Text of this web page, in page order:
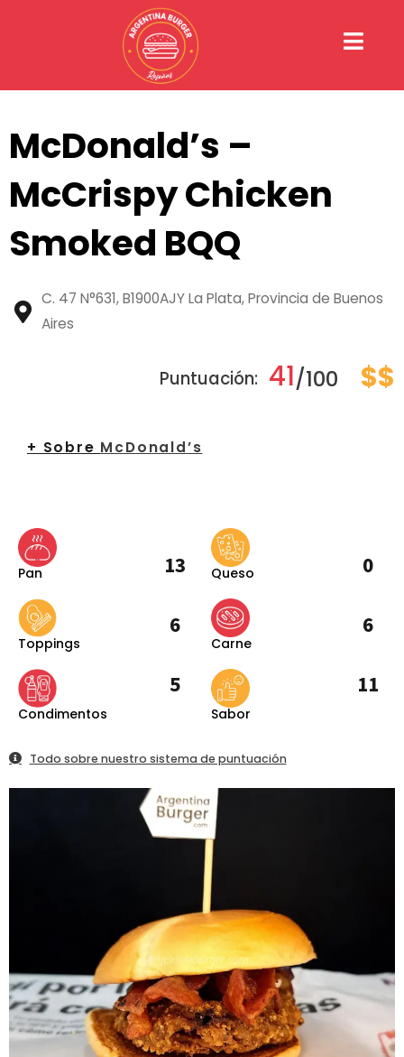
McDonald’s –
McCrispy Chicken
Smoked BQQ
C. 47 N°631, B1900AJY La Plata, Provincia de Buenos
Aires
Puntuación: 41/100 $$
+ Sobre McDonald’s
Pan
Toppings
Condimentos
13
6
5
Queso
Carne
Sabor
0
6
11
Todo sobre nuestro sistema de puntuación